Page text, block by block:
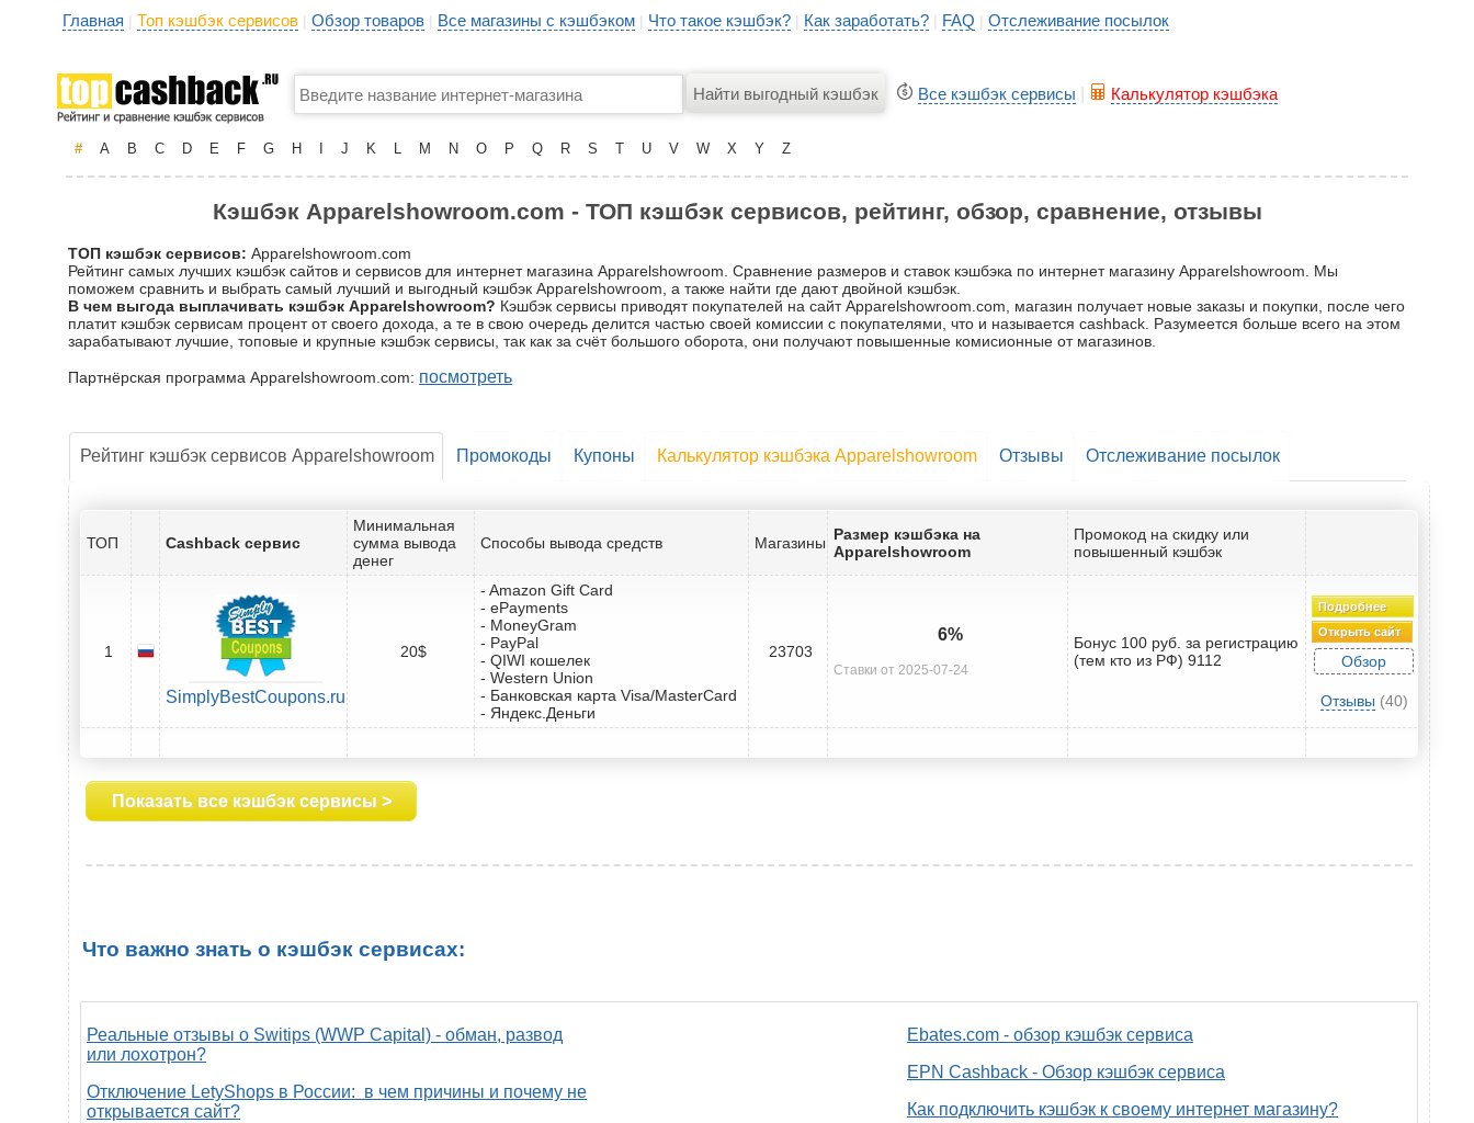
Главная | Топ кэшбэк сервисов | Обзор товаров | Все магазины с кэшбэком | Что такое кэшбэк? | Как заработать? | FAQ | Отслеживание посылок
Все кэшбэк сервисы Калькулятор кэшбэка
# A B C D E F G H J K L M N O P Q R S T U V W X Y Z
Кэшбэк Apparelshowroom.com - ТОП кэшбэк сервисов, рейтинг, обзор, сравнение, отзывы
ТОП кэшбэк сервисов: Apparelshowroom.com
Рейтинг самых лучших кэшбэк сайтов и сервисов для интернет магазина Apparelshowroom. Сравнение размеров и ставок кэшбэка по интернет магазину Apparelshowroom. Мы
поможем сравнить и выбрать самый лучший и выгодный кэшбэк Apparelshowroom, а также найти где дают двойной кэшбэк.
В чем выгода выплачивать кэшбэк Apparelshowroom? Кэшбэк сервисы приводят покупателей на сайт Apparelshowroom.com, магазин получает новые заказы и покупки, после чего
платит кэшбэк сервисам процент от своего дохода, а те в свою очередь делится частью своей комиссии с покупателями, что и называется cashback. Разумеется больше всего на этом
зарабатывают лучшие, топовые и крупные кэшбэк сервисы, так как за счёт большого оборота, они получают повышенные комисионные от магазинов.
Партнёрская программа Apparelshowroom.com: посмотреть
Рейтинг кэшбэк сервисов Apparelshowroom Промокоды Купоны Калькулятор кэшбэка Apparelshowroom Отзывы Отслеживание посылок
ТОП Cashback сервис
Минимальная
сумма вывода
денег
Способы вывода средств Магазины Размер кэшбэка на
Apparelshowroom
Промокод на скидку или
повышенный кэшбэк
1
SimplyBestCoupons.ru
20$
- Amazon Gift Card
- ePayments
- MoneyGram
- PayPal
- QIWI кошелек
- Western Union
- Банковская карта Visa/MasterCard
- Яндекс.Деньги
23703
6%
Ставки от 2025-07-24
Бонус 100 руб. за регистрацию
(тем кто из РФ) 9112
Подробнее
Открыть сайт
Обзор
Отзывы (40)
Показать все кэшбэк сервисы >
Что важно знать о кэшбэк сервисах:
Реальные отзывы о Switips (WWP Capital) - обман, развод
или лохотрон?
Отключение LetyShops в России: в чем причины и почему не
открывается сайт?
Ebates.com - обзор кэшбэк сервиса
EPN Cashback - Обзор кэшбэк сервиса
Как подключить кэшбэк к своему интернет магазину?